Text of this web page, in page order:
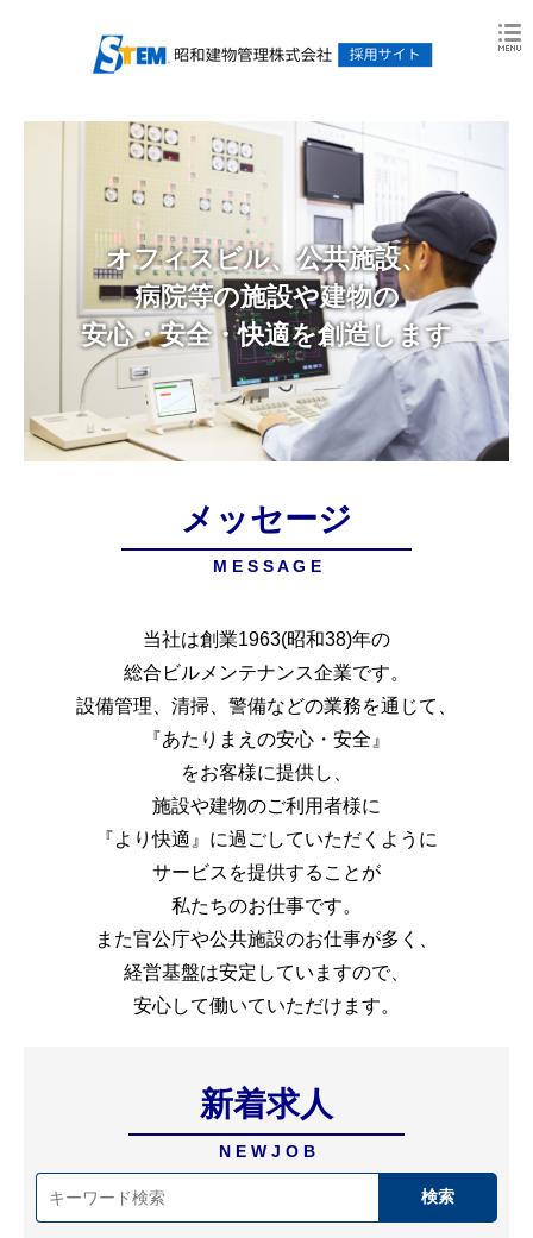
オフィスビル、公共施設、
病院等の施設や建物の
安心・安全・快適を創造します
メッセージ
M E S S A G E
当社は創業1963(昭和38)年の
総合ビルメンテナンス企業です。
設備管理、清掃、警備などの業務を通じて、
『あたりまえの安心・安全』
をお客様に提供し、
施設や建物のご利用者様に
『より快適』に過ごしていただくように
サービスを提供することが
私たちのお仕事です。
また官公庁や公共施設のお仕事が多く、
経営基盤は安定していますので、
安心して働いていただけます。
新着求人
N E W J O B